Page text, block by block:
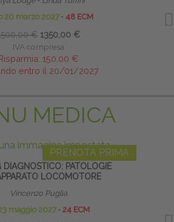
20 marzo 2027 ∙ 48 ECM
€ 1350,00 €
IVA compresa
150,00 €
entro il 20/01/2027
MEDICA
PRENOTA PRIMA
DIAGNOSTICO: PATOLOGIE
LOCOMOTORE
Vincenzo Puglia
maggio 2027 ∙ 24 ECM